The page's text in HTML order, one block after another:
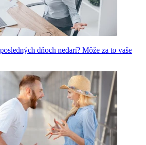
dňoch nedarí? Môže za to vaše